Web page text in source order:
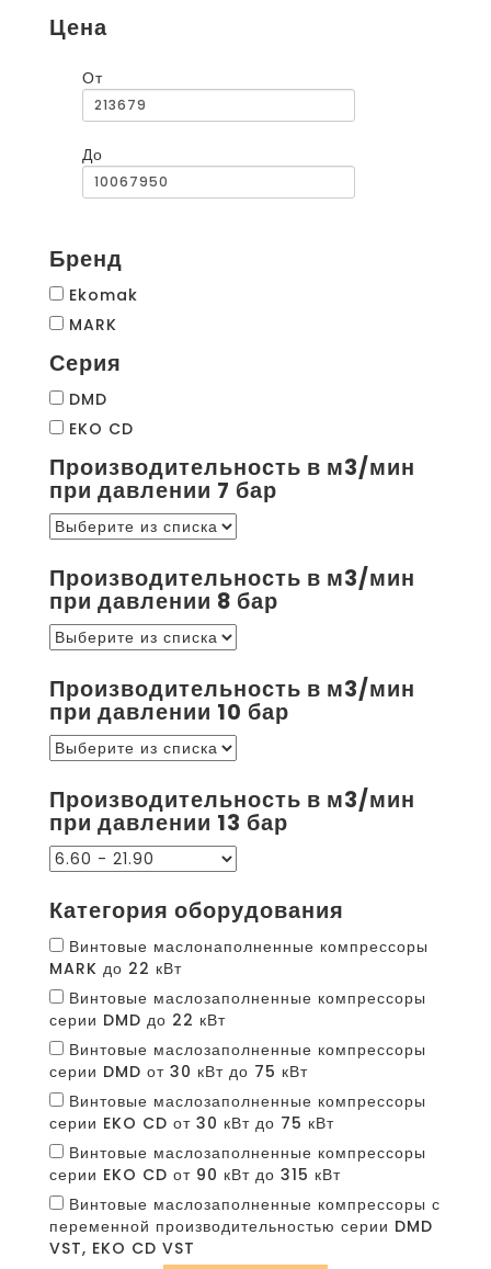
Цена
От
До
Бренд
Ekomak
MARK
Серия
DMD
EKO CD
Производительность в м3/мин
при давлении 7 бар
Производительность в м3/мин
при давлении 8 бар
Производительность в м3/мин
при давлении 10 бар
Производительность в м3/мин
при давлении 13 бар
Категория оборудования
Винтовые маслонаполненные компрессоры
MARK до 22 кВт
Винтовые маслозаполненные компрессоры
серии DMD до 22 кВт
Винтовые маслозаполненные компрессоры
серии DMD от 30 кВт до 75 кВт
Винтовые маслозаполненные компрессоры
серии EKO CD от 30 кВт до 75 кВт
Винтовые маслозаполненные компрессоры
серии EKO CD от 90 кВт до 315 кВт
Винтовые маслозаполненные компрессоры с
переменной производительностью серии DMD
VST, EKO CD VST